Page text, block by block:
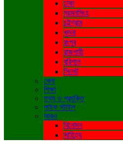
ঢাকা
ময়মনসিংহ
চট্টগ্রাম
খুলনা
রংপুর
রাজশাহী
বরিশাল
সিলেট
খেলা
শিক্ষা
তথ্য ও প্রযুক্তি
লাইফ স্টাইল
আরও
বিনোদন
সাহিত্য